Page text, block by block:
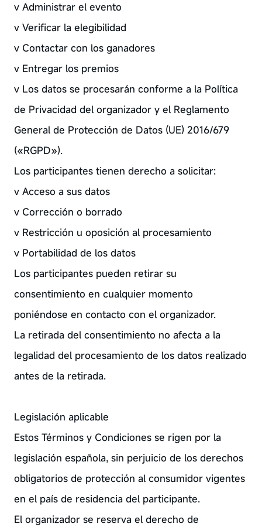
v Administrar el evento
v Verificar la elegibilidad
v Contactar con los ganadores
v Entregar los premios
v Los datos se procesarán conforme a la Política
de Privacidad del organizador y el Reglamento
General de Protección de Datos (UE) 2016/679
(«RGPD»).
Los participantes tienen derecho a solicitar:
v Acceso a sus datos
v Corrección o borrado
v Restricción u oposición al procesamiento
v Portabilidad de los datos
Los participantes pueden retirar su
consentimiento en cualquier momento
poniéndose en contacto con el organizador.
La retirada del consentimiento no afecta a la
legalidad del procesamiento de los datos realizado
antes de la retirada.
Legislación aplicable
Estos Términos y Condiciones se rigen por la
legislación española, sin perjuicio de los derechos
obligatorios de protección al consumidor vigentes
en el país de residencia del participante.
El organizador se reserva el derecho de